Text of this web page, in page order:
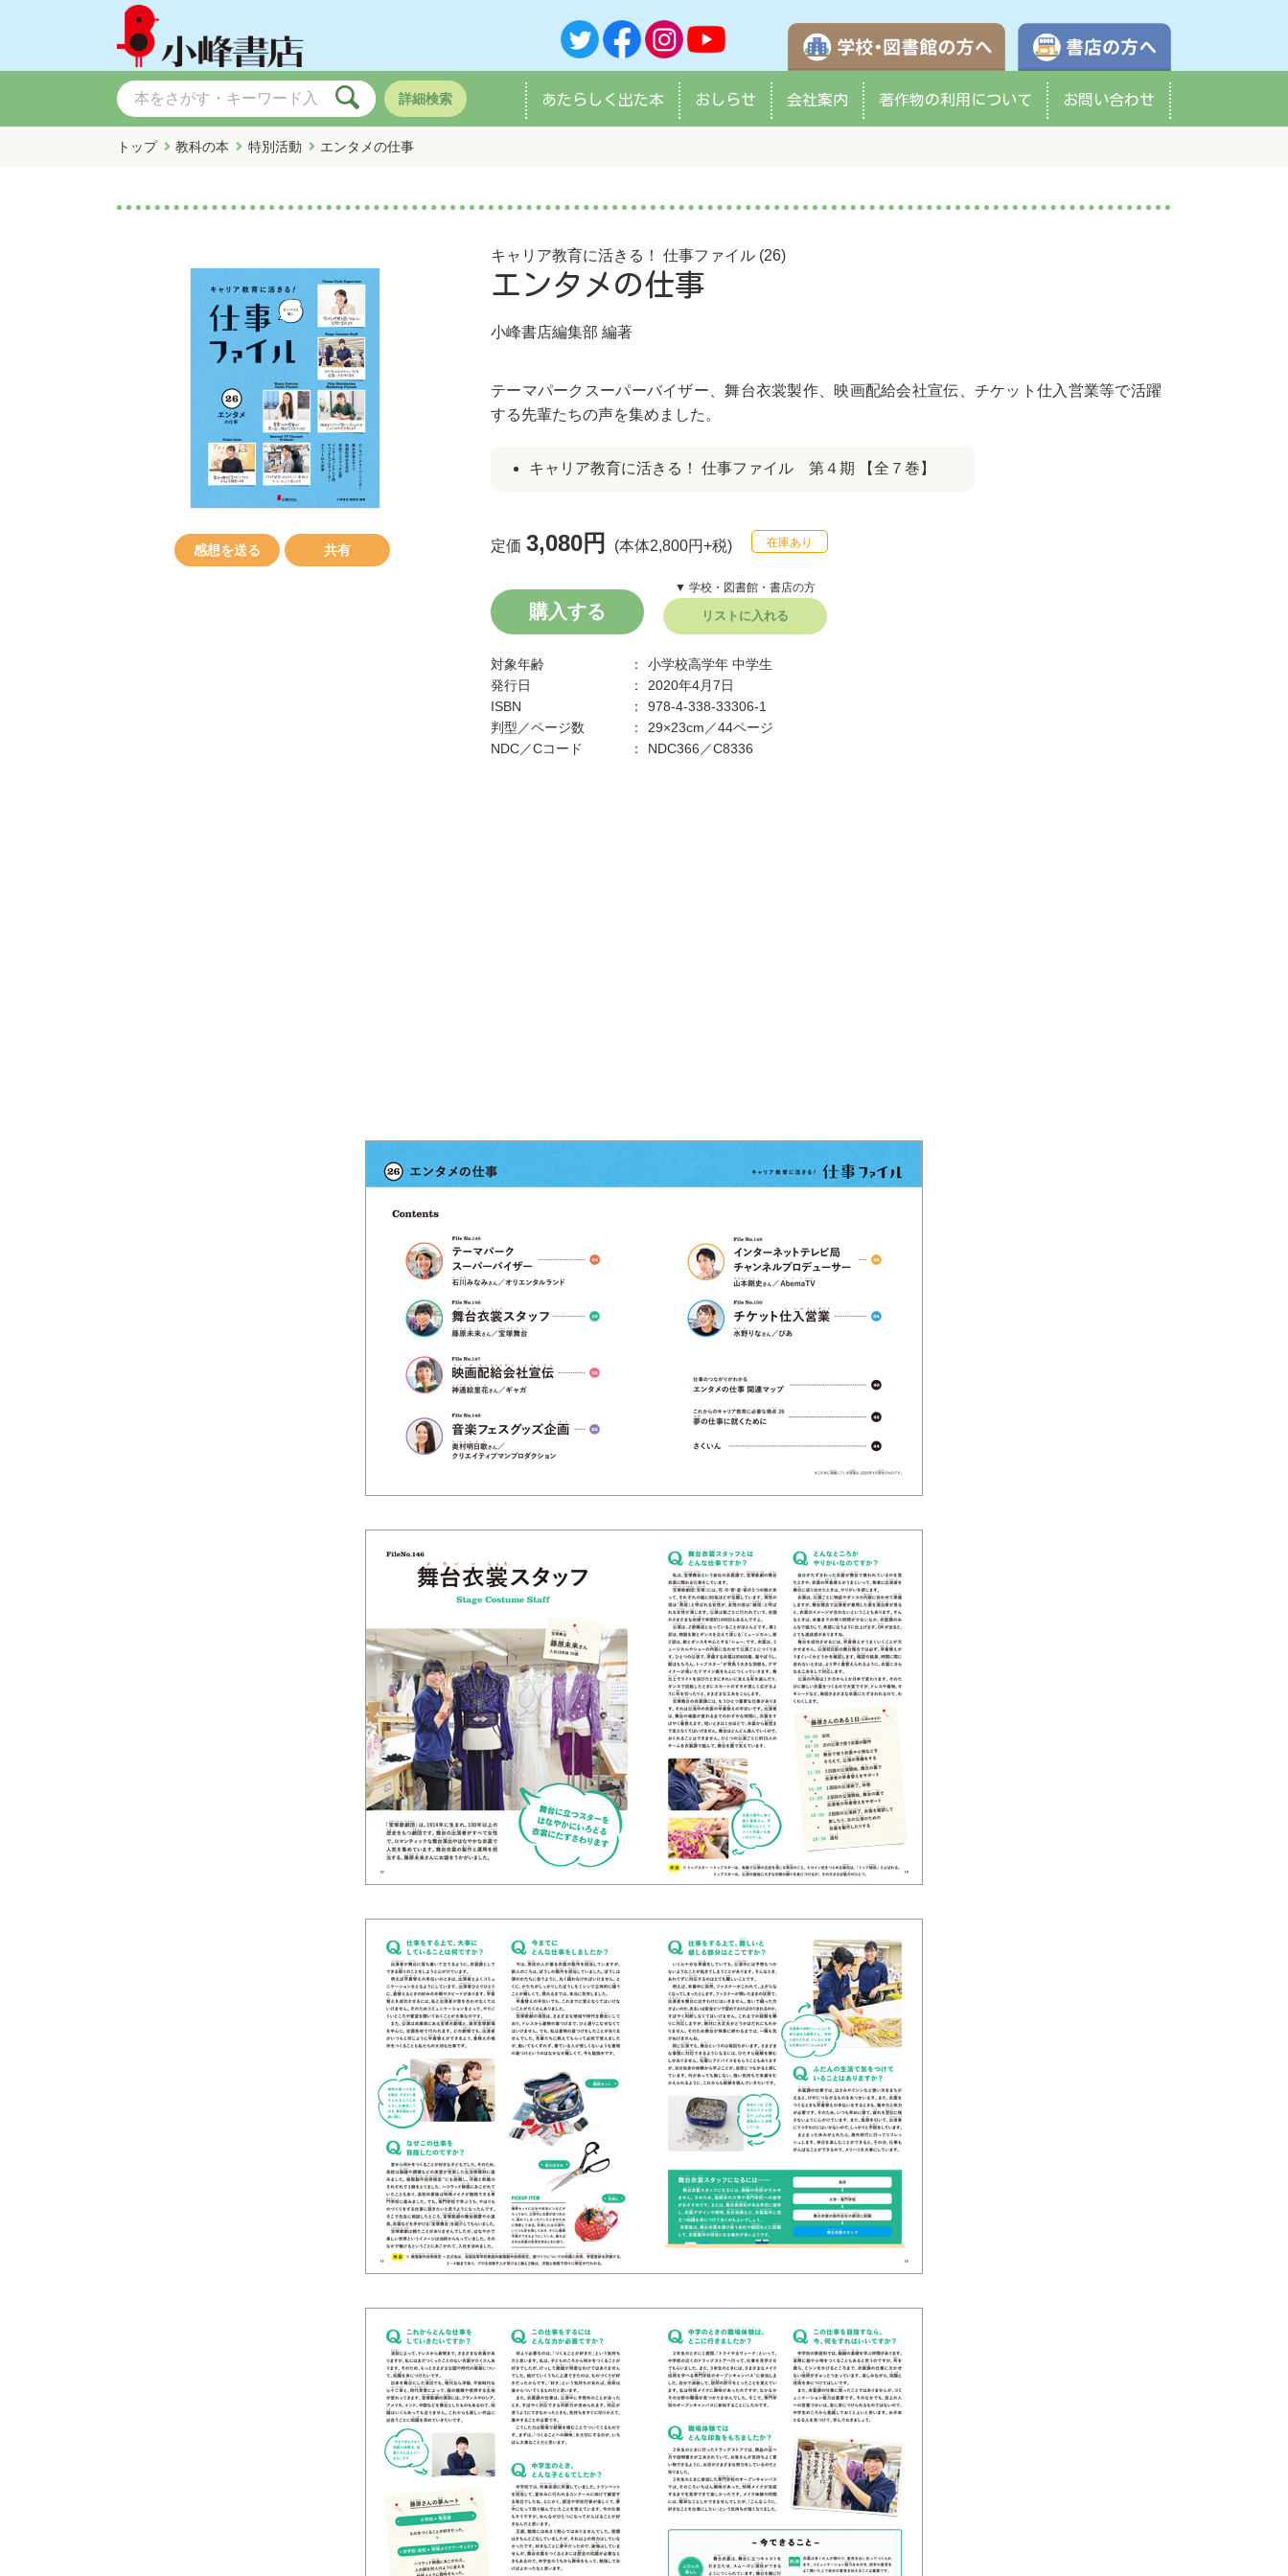
学校・図書館の方へ
詳細検索 あたらしく 出た本 おしらせ 会社案内 著作物の利用について お問い合わせ
トップ 教科の本 特別活動 エンタメの仕事
感想を送る 共有
キャリア教育に活きる！ 仕事ファイル (26)
エンタメの仕事
小峰書店編集部 編著
テーマパークスーパーバイザー、舞台衣裳製作、映画配給会社宣伝、チケット仕入営業等で活躍
する先輩たちの声を集めました。
キャリア教育に活きる！ 仕事ファイル 第４期 【全７巻】
定価 3,080円 (本体2,800円+税) 在庫あり
購入する
▼ 学校・図書館・書店の方
リストに入れる
対象年齢 小学校高学年 中学生
発行日
2020年4月7日
ISBN
978-4-338-33306-1
判型／ページ数
29×23cm／44ページ
NDC／Cコード
NDC366／C8336